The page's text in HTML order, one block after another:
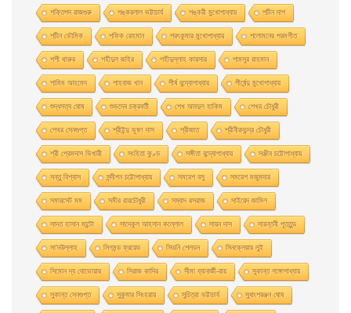
শক্তিপদ রাজগুরু শঙ্করলাল ভট্টাচার্য শঙ্করী মুখােপাধ্যায় শচীন দাশ
শচীন ভৌমিক শফিক রেহমান শরৎকুমার মুখোপাধ্যায় শলোমনের পরমগীত
শশী থারুর শহীদুল জহির শহীদুল্লাহ কায়সার শামসুর রাহমান
শামিম আহমেদ শাহবাজ খান শীর্ষ বন্দ্যোপাধ্যায় শীর্ষেন্দু মুখোপাধ্যায়
শুদ্ধসত্ব ঘোষ শুভদেব চক্রবর্তী শেখ আবদুল হাকিম শেখর চৌধুরী
শেখর সেনগুপ্ত শ্রীইন্দু ভূষণ দাস শ্রীজাত শ্রীনীরদচন্দ্র চৌধুরী
শ্রী প্রেমদাস ভিখারী সংহিতা কুণ্ড সঙ্গীতা বন্দ্যোপাধ্যায় সঞ্জীব চট্টোপাধ্যায়
সন্তু বিশ্বাস সন্দীপন চট্টোপাধ্যায় সমরেশ বসু সমরেশ মজুমদার
সমারসেট মম সমীর রায়চৌধুরী সম্বাদ রসরাজ সাইয়েদ জামিল
সাদত হাসান মান্টো সাদেকুল আহসান কল্লোল সায়ন দাস সায়ন্তনী পূততুন্ড
সা’দউল্লাহ সিগমন্ড ফ্রয়েড সিডনি শেলডন সিনক্লেয়ার লুই
সিমোন দ্য বোভোয়ার সিরাজ কাদির সীমা ব্যানার্জী-রায় সুকান্ত গঙ্গোপাধ্যায়
সুকান্ত সেনগুপ্ত সুকুমার সিংহরায় সুচিত্রা ভট্টাচার্য সুধাংশরঞ্জন ঘোষ